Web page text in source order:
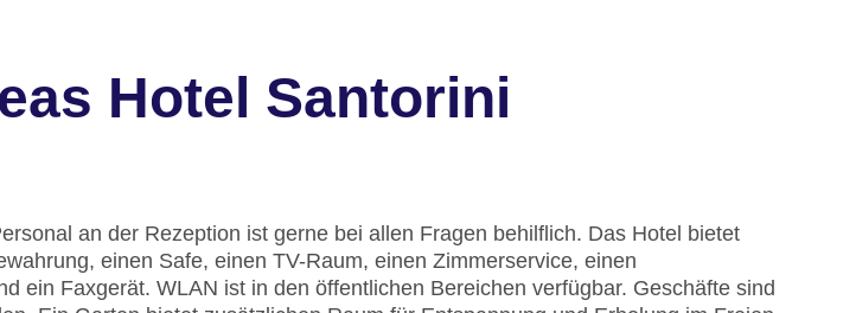
Hotel Santorini
an der Rezeption ist gerne bei allen Fragen behilflich. Das Hotel bietet
einen Safe, einen TV-Raum, einen Zimmerservice, einen
ein Faxgerät. WLAN ist in den öffentlichen Bereichen verfügbar. Geschäfte sind